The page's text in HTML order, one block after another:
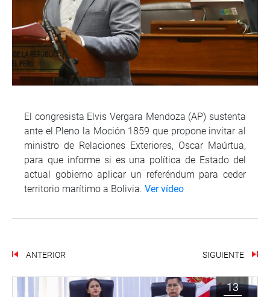
El congresista Elvis Vergara Mendoza (AP) sustenta
ante el Pleno la Moción 1859 que propone invitar al
ministro de Relaciones Exteriores, Oscar Maúrtua,
para que informe si es una política de Estado del
actual gobierno aplicar un referéndum para ceder
territorio marítimo a Bolivia. Ver vídeo
ANTERIOR SIGUIENTE
13